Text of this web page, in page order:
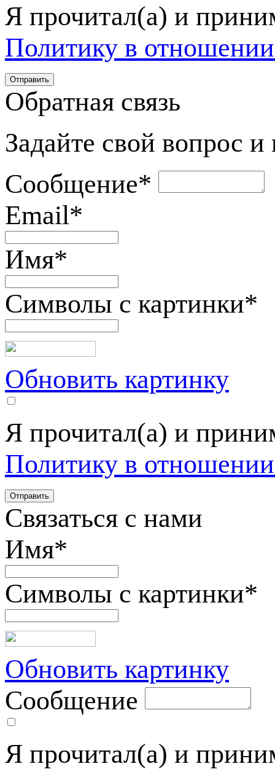
Я прочитал(а) и
Политику в
Обратная связь
Задайте свой вопрос
Сообщение*
Email*
Имя*
Символы с картинки*
Обновить картинку
Я прочитал(а) и
Политику в
Связаться с нами
Имя*
Символы с картинки*
Обновить картинку
Сообщение
Я прочитал(а) и